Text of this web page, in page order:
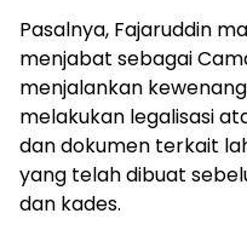
Pasalnya, Fajaruddin
menjabat sebagai
menjalankan
melakukan legalisasi
dan dokumen terkait
yang telah dibuat
dan kades.